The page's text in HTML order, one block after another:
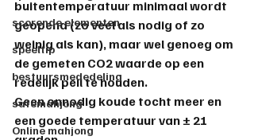
scorende elementen
speeltip
bestuursmededeling
safemahjong
Online mahjong
buitentemperatuur minimaal wordt
geopend (zo veel als nodig of zo
weinig als kan), maar wel genoeg om
de gemeten CO2 waarde op een
redelijk peil te houden.
Geen onnodig koude tocht meer en
een goede temperatuur van ± 21